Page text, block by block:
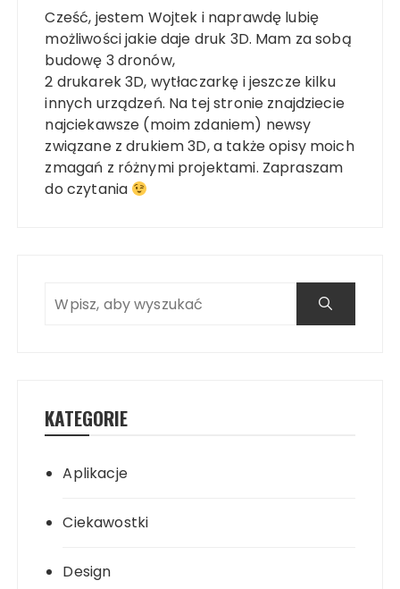
Cześć, jestem Wojtek i naprawdę lubię
możliwości jakie daje druk 3D. Mam za sobą
budowę 3 dronów,
2 drukarek 3D, wytłaczarkę i jeszcze kilku
innych urządzeń. Na tej stronie znajdziecie
najciekawsze (moim zdaniem) newsy
związane z drukiem 3D, a także opisy moich
zmagań z różnymi projektami. Zapraszam
do czytania
KATEGORIE
Aplikacje
Ciekawostki
Design